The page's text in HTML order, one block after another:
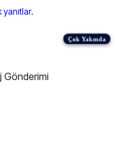
yanıtlar.
Gönderimi